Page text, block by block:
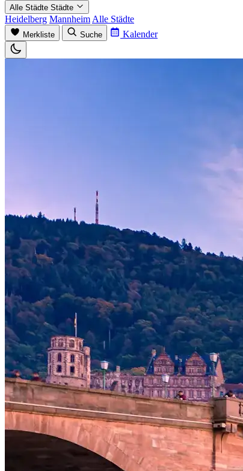
Alle Städte Städte
Heidelberg Mannheim Alle Städte
Merkliste Suche Kalender